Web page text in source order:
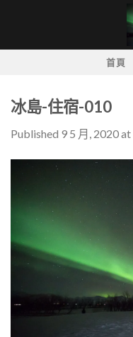
首頁
冰島-住宿-010
Published 9 5 月, 2020at